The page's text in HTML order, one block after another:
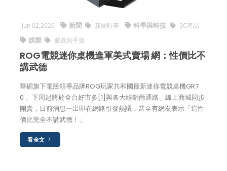
Jun 02,2026 新聞 新聞時事 科學與科技 3C產品
娛樂 遊戲與手遊
ROG電競迷你桌機進軍美式賣場 網：性價比不
講武德
華碩旗下電競領導品牌ROG玩家共和國最新迷你電競桌機GR7
0， 下周起將於全台好市多[1]與各大經銷商通路、線上商城同步
開賣，日前消息一出即在網路引發熱議，甚至有網友表示「這性
價比完全不講武德！」
看全文